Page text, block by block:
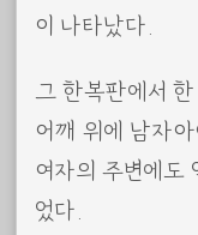
이 나타났다.
그 한복판에서
어깨 위에 남자
여자의 주변에도
었다.